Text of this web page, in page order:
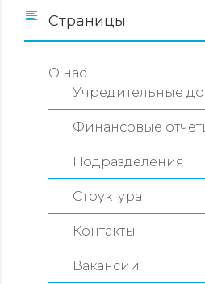
Страницы
О нас
Учредительные
Финансовые
Подразделения
Структура
Контакты
Вакансии